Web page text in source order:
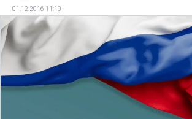
01.12.2016 11:10